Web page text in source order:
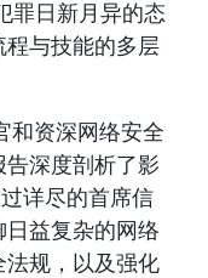
罪日新月异的态
与技能的多层
和资深网络安全
深度剖析了影
详尽的首席信
益复杂的网络
法规，以及强化